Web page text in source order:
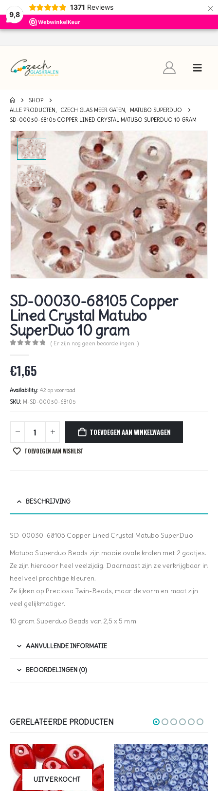
9,8
1371 Reviews ×
SHOP
ALLE PRODUCTEN, CZECH GLAS MEER GATEN,
MATUBO SUPERDUO
SD-00030-68105 COPPER LINED CRYSTAL MATUBO SUPERDUO 10 GRAM
SD-00030-68105 Copper
Lined Crystal Matubo
SuperDuo 10 gram
( Er zijn nog geen beoordelingen. )
€1,65
Availability: 42 op voorraad
SKU: M-SD-00030-68105
TOEVOEGEN AAN WINKELWAGEN
TOEVOEGEN AAN WISHLIST
BESCHRIJVING
SD-00030-68105 Copper Lined Crystal Matubo SuperDuo
Matubo Superduo Beads zijn mooie ovale kralen met 2 gaatjes.
Ze zijn hierdoor heel veelzijdig. Daarnaast zijn ze verkrijgbaar in
heel veel prachtige kleuren.
Ze lijken op Preciosa Twin-Beads, maar de vorm en maat zijn
veel gelijkmatiger.
10 gram Superduo Beads van 2,5 x 5 mm.
AANVULLENDE INFORMATIE
BEOORDELINGEN (0)
GERELATEERDE PRODUCTEN